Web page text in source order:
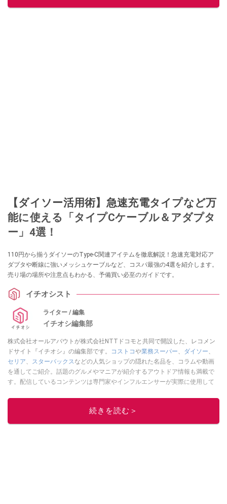
【ダイソー活用術】急速充電タイプなど万
能に使える「タイプCケーブル＆アダプタ
ー」4選！
110円から揃うダイソーのType-C関連アイテムを徹底解説！急速充電対応ア
ダプタや断線に強いメッシュケーブルなど、コスパ最強の4選を紹介します。
売り場の場所や注意点もわかる、予備買い必至のガイドです。
イチオシスト
ライター / 編集
イチオシ編集部
株式会社オールアバウトが株式会社NTTドコモと共同で開設した、レコメン
ドサイト『イチオシ』の編集部です。
コストコや業務スーパー、 ダイソー、
セリア、 スターバックスなどの人気ショップの隠れた名品を、コラムや動画
を通してご紹介。話題のグルメやマニアが紹介するアウトドア情報も満載で
す。配信しているコンテンツは専門家やインフルエンサーが実際に使用して
ニュースでフォロー
続きを読む＞